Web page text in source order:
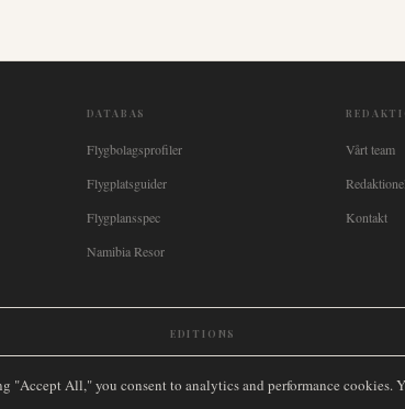
DATABAS
Flygbolagsprofiler
Flygplatsguider
Flygplansspec
Namibia Resor
Vårt team
Kontakt
EDITIONS
All," you consent to analytics and performance cookies.